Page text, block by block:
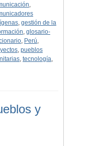
,
, gestión de la
, glosario-
, Perú,
, pueblos
, tecnología,
y